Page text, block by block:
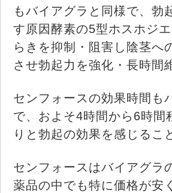
もバイアグラと同様で、勃
す原因酵素の5型ホスホジ
らきを抑制・阻害し陰茎へ
させ勃起力を強化・長時間
センフォースの効果時間も
で、およそ4時間から6時間
りと勃起の効果を感じるこ
センフォースはバイアグラ
薬品の中でも特に価格が安